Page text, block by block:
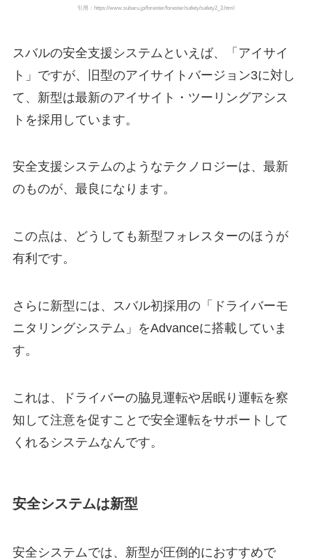
引用：https://www.subaru.jp/forester/forester/safety/safety2_3.html
スバルの安全支援システムといえば、「アイサイ
ト」ですが、旧型のアイサイトバージョン3に対し
て、新型は最新のアイサイト・ツーリングアシス
トを採用しています。
安全支援システムのようなテクノロジーは、最新
のものが、最良になります。
この点は、どうしても新型フォレスターのほうが
有利です。
さらに新型には、スバル初採用の「ドライバーモ
ニタリングシステム」をAdvanceに搭載していま
す。
これは、ドライバーの脇見運転や居眠り運転を察
知して注意を促すことで安全運転をサポートして
くれるシステムなんです。
安全システムは新型
安全システムでは、新型が圧倒的におすすめで